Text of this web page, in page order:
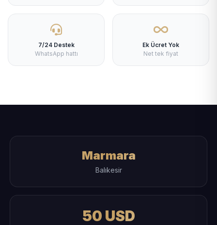
7/24 Destek
WhatsApp hattı
Ek Ücret Yok
Net tek fiyat
Marmara
Balıkesir
50 USD